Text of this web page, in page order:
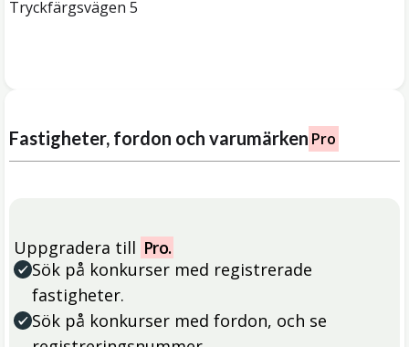
Tryckfärgsvägen 5
Fastigheter, fordon och varumärken Pro
Uppgradera till Pro.
Sök på konkurser med registrerade
fastigheter.
Sök på konkurser med fordon, och se